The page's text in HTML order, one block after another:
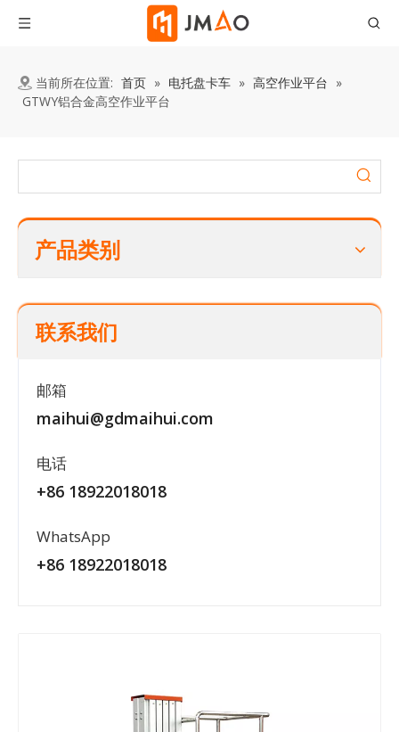
当前所在位置: 首页 » 电托盘卡车 » 高空作业平台 »
GTWY铝合金高空作业平台
产品类别
联系我们
邮箱
maihui@gdmaihui.com
电话
+86 18922018018
WhatsApp
+86 18922018018